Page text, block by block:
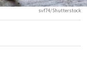
svf74/Shutterstock